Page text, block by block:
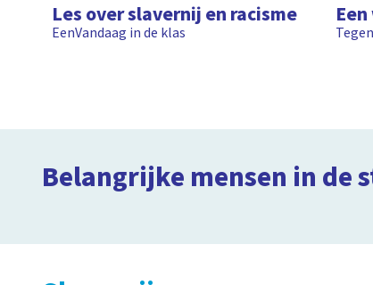
Les over slavernij en racisme
EenVandaag in de klas
Belangrijke mensen in de
Clipphanger